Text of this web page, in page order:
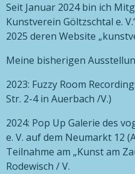
Seit Januar 2024 bin ich
Kunstverein Göltzschtal e.
2025 deren Website
Meine bisherigen
2023: Fuzzy Room
Str. 2-4 in Auerbach /V.)
2024: Pop Up Galerie des
e. V. auf dem Neumarkt 12
Teilnahme am „Kunst am
Rodewisch / V.